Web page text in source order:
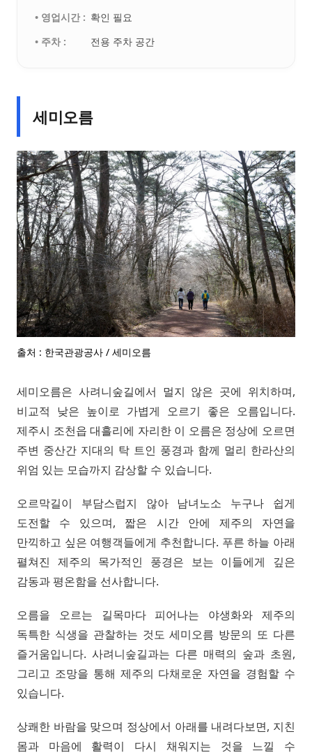
• 영업시간 : 확인 필요
• 주차 :
전용 주차 공간
세미오름
출처 : 한국관광공사 / 세미오름
세미오름은 사려니숲길에서 멀지 않은 곳에 위치하며,
비교적 낮은 높이로 가볍게 오르기 좋은 오름입니다.
제주시 조천읍 대흘리에 자리한 이 오름은 정상에 오르면
주변 중산간 지대의 탁 트인 풍경과 함께 멀리 한라산의
위엄 있는 모습까지 감상할 수 있습니다.
오르막길이 부담스럽지 않아 남녀노소 누구나 쉽게
도전할 수 있으며, 짧은 시간 안에 제주의 자연을
만끽하고 싶은 여행객들에게 추천합니다. 푸른 하늘 아래
펼쳐진 제주의 목가적인 풍경은 보는 이들에게 깊은
감동과 평온함을 선사합니다.
오름을 오르는 길목마다 피어나는 야생화와 제주의
독특한 식생을 관찰하는 것도 세미오름 방문의 또 다른
즐거움입니다. 사려니숲길과는 다른 매력의 숲과 초원,
그리고 조망을 통해 제주의 다채로운 자연을 경험할 수
있습니다.
상쾌한 바람을 맞으며 정상에서 아래를 내려다보면, 지친
몸과 마음에 활력이 다시 채워지는 것을 느낄 수